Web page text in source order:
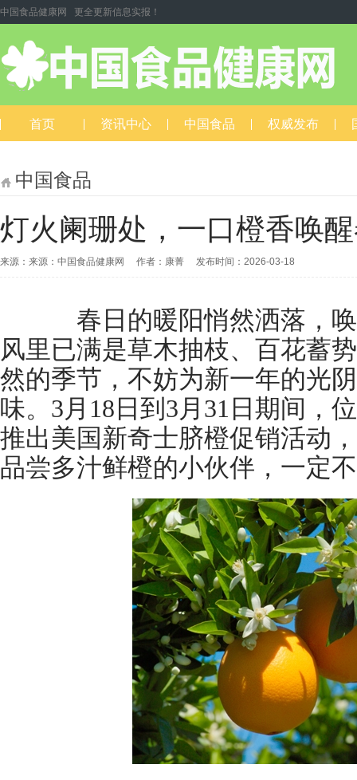
中国食品健康网 更全更新信息实报！
首页 资讯中心 中国食品 权威发布
中国食品
灯火阑珊处，一口橙香唤
来源：来源：中国食品健康网 作者：康菁 发布时间：2026-03-18
春日的暖阳悄然洒落，唤
风里已满是草木抽枝、百花蓄
然的季节，不妨为新一年的光
味。3月18日到3月31日期间，
推出美国新奇士脐橙促销活动
品尝多汁鲜橙的小伙伴，一定